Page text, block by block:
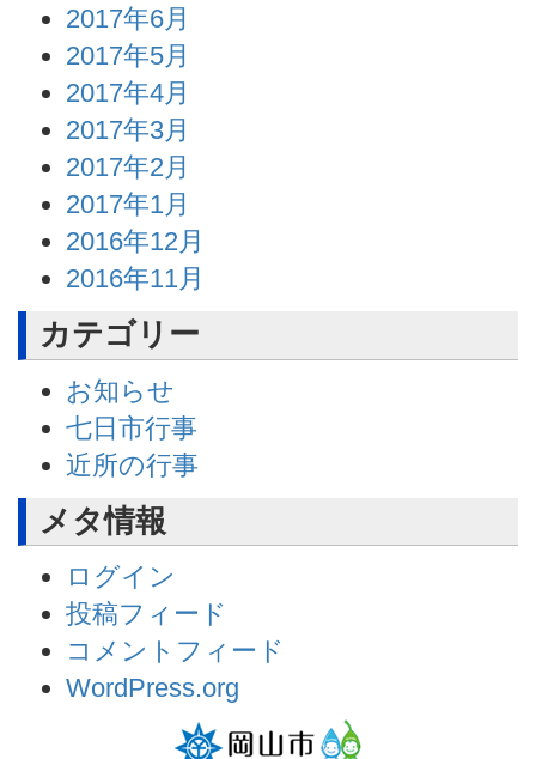
2017年6月
2017年5月
2017年4月
2017年3月
2017年2月
2017年1月
2016年12月
2016年11月
カテゴリー
お知らせ
七日市行事
近所の行事
メタ情報
ログイン
投稿フィード
コメントフィード
WordPress.org